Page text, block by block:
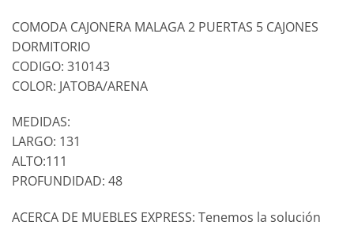
COMODA CAJONERA MALAGA 2 PUERTAS 5 CAJONES
DORMITORIO
CODIGO: 310143
COLOR: JATOBA/ARENA
MEDIDAS:
LARGO: 131
ALTO:111
PROFUNDIDAD: 48
ACERCA DE MUEBLES EXPRESS: Tenemos la solución